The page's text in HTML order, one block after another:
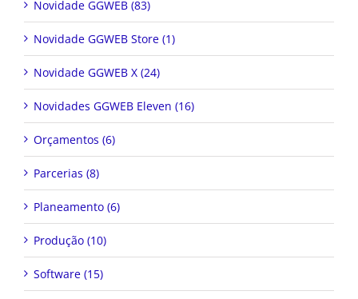
Novidade GGWEB (83)
Novidade GGWEB Store (1)
Novidade GGWEB X (24)
Novidades GGWEB Eleven (16)
Orçamentos (6)
Parcerias (8)
Planeamento (6)
Produção (10)
Software (15)